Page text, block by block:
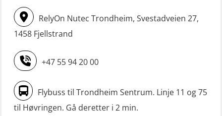
Livbåtfører FF1200 repetisjon
simulator (OSE161)
Livbåtfører Sliskelivbåt grunnkurs
m/E-læring (OSEBLE006)
Livbåtfører fritt fall FF48 repetisjon
(OSE1471)
(MSE113)
STCW oppgradering for
dekksoffiserer uten fartstid 66 t
(MBS124)
STCW oppgradering for
maskinoffiserer uten fartstid 66 t
(MBS125)
RelyOn Nutec Trondheim, Svestadveien 27,
1458 Fjellstrand
+47 55 94 20 00
Flybuss til Trondheim Sentrum. Linje 11 og 75
til Høvringen. Gå deretter i 2 min.